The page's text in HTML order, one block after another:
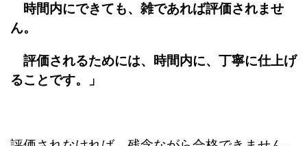
時間内にできても、雑であれば評価されませ
ん。
評価されるためには、時間内に、丁寧に仕上げ
ることです。」